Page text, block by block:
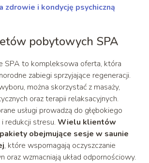
zdrowie i kondycję psychiczną
pobytowych SPA
SPA to kompleksowa oferta, która
zabiegi sprzyjające regeneracji.
można skorzystać z masaży,
oraz terapii relaksacyjnych.
usługi prowadzą do głębokiego
redukcji stresu. Wielu klientów
obejmujące sesje w saunie
, które wspomagają oczyszczanie
oraz wzmacniają układ odpornościowy.